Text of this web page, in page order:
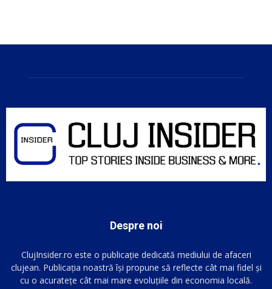
Despre noi
ClujInsider.ro este o publicație dedicată mediului de afaceri
clujean. Publicația noastră își propune să reflecte cât mai fidel și
cu o acuratețe cât mai mare evoluțiile din economia locală.